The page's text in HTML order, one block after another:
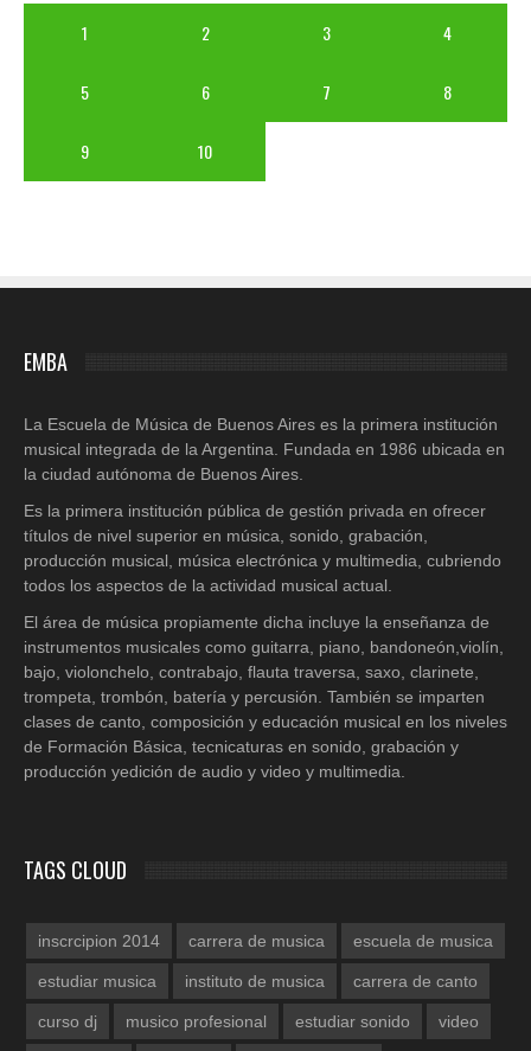
1 2 3 4
5 6 7 8
9 10
EMBA
La Escuela de Música de Buenos Aires es la primera institución
musical integrada de la Argentina. Fundada en 1986 ubicada en
la ciudad autónoma de Buenos Aires.
Es la primera institución pública de gestión privada en ofrecer
títulos de nivel superior en música, sonido, grabación,
producción musical, música electrónica y multimedia, cubriendo
todos los aspectos de la actividad musical actual.
El área de música propiamente dicha incluye la enseñanza de
instrumentos musicales como guitarra, piano, bandoneón,violín,
bajo, violonchelo, contrabajo, flauta traversa, saxo, clarinete,
trompeta, trombón, batería y percusión. También se imparten
clases de canto, composición y educación musical en los niveles
de Formación Básica, tecnicaturas en sonido, grabación y
producción yedición de audio y video y multimedia.
TAGS CLOUD
inscrcipion 2014 carrera de musica escuela de musica
estudiar musica instituto de musica carrera de canto
curso dj musico profesional estudiar sonido video